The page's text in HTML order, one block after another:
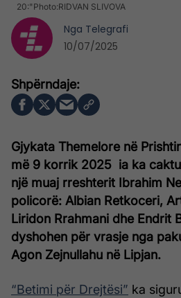
20:"Photo:RIDVAN SLIVOVA
Gjykata Themelore në
më 9 korrik 2025 ia ka
një muaj rreshterit Ibrahim
policorë: Albian Retkoceri,
Liridon Rrahmani dhe Endrit
dyshohen për vrasje nga
Agon Zejnullahu në Lipjan.
“Betimi për Drejtësi” ka
Nga Telegrafi
10/07/2025